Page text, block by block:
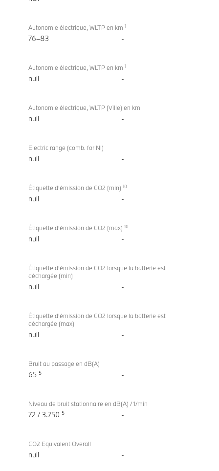
Autonomie électrique, WLTP en km 1
76–83 -
Autonomie électrique, WLTP en km 1
null -
Autonomie électrique, WLTP (Ville) en km
null -
Electric range (comb. for NI)
null -
Étiquette d’émission de CO2 (min) 10
null -
Étiquette d’émission de CO2 (max) 10
null -
Étiquette d’émission de CO2 lorsque la batterie est
déchargée (min)
null -
Étiquette d’émission de CO2 lorsque la batterie est
déchargée (max)
null -
Bruit au passage en dB(A)
65 5 -
Niveau de bruit stationnaire en dB(A) / 1/min
72 / 3.750 5 -
CO2 Equivalent Overall
null -